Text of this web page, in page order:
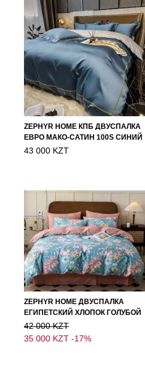
ZEPHYR HOME КПБ ДВУСПАЛКА
ЕВРО МАКО-САТИН 100S СИНИЙ
43 000 KZT
ZEPHYR HOME ДВУСПАЛКА
ЕГИПЕТСКИЙ ХЛОПОК ГОЛУБОЙ
42 000 KZT
35 000 KZT -17%